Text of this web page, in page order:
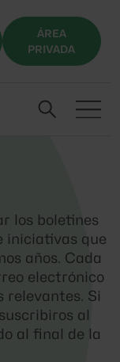
ÁREA
PRIVADA
los boletines
iniciativas que
años. Cada
electrónico
relevantes. Si
al
al final de la